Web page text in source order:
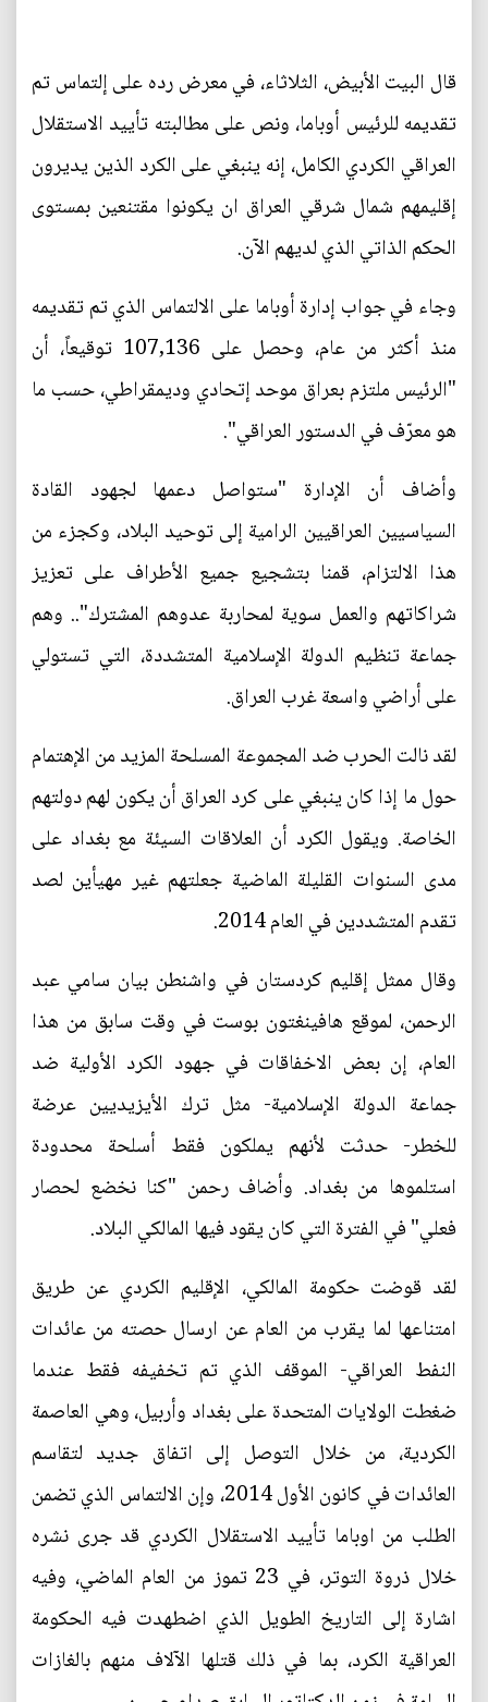
قال البيت الأبيض، الثلاثاء، في معرض رده على إلتماس تم
تقديمه للرئيس أوباما، ونص على مطالبته تأييد الاستقلال
العراقي الكردي الكامل، إنه ينبغي على الكرد الذين يديرون
إقليمهم شمال شرقي العراق ان يكونوا مقتنعين بمستوى
الحكم الذاتي الذي لديهم الآن.
وجاء في جواب إدارة أوباما على الالتماس الذي تم تقديمه
منذ أكثر من عام، وحصل على 107,136 توقيعاً، أن
"الرئيس ملتزم بعراق موحد إتحادي وديمقراطي، حسب ما
هو معرّف في الدستور العراقي".
وأضاف أن الإدارة "ستواصل دعمها لجهود القادة
السياسيين العراقيين الرامية إلى توحيد البلاد، وكجزء من
هذا الالتزام، قمنا بتشجيع جميع الأطراف على تعزيز
شراكاتهم والعمل سوية لمحاربة عدوهم المشترك".. وهم
جماعة تنظيم الدولة الإسلامية المتشددة، التي تستولي
على أراضي واسعة غرب العراق.
لقد نالت الحرب ضد المجموعة المسلحة المزيد من الإهتمام
حول ما إذا كان ينبغي على كرد العراق أن يكون لهم دولتهم
الخاصة. ويقول الكرد أن العلاقات السيئة مع بغداد على
مدى السنوات القليلة الماضية جعلتهم غير مهيأين لصد
تقدم المتشددين في العام 2014.
وقال ممثل إقليم كردستان في واشنطن بيان سامي عبد
الرحمن، لموقع هافينغتون بوست في وقت سابق من هذا
العام، إن بعض الاخفاقات في جهود الكرد الأولية ضد
جماعة الدولة الإسلامية- مثل ترك الأيزيديين عرضة
للخطر- حدثت لأنهم يملكون فقط أسلحة محدودة
استلموها من بغداد. وأضاف رحمن "كنا نخضع لحصار
فعلي" في الفترة التي كان يقود فيها المالكي البلاد.
لقد قوضت حكومة المالكي، الإقليم الكردي عن طريق
امتناعها لما يقرب من العام عن ارسال حصته من عائدات
النفط العراقي- الموقف الذي تم تخفيفه فقط عندما
ضغطت الولايات المتحدة على بغداد وأربيل، وهي العاصمة
الكردية، من خلال التوصل إلى اتفاق جديد لتقاسم
العائدات في كانون الأول 2014، وإن الالتماس الذي تضمن
الطلب من اوباما تأييد الاستقلال الكردي قد جرى نشره
خلال ذروة التوتر، في 23 تموز من العام الماضي، وفيه
اشارة إلى التاريخ الطويل الذي اضطهدت فيه الحكومة
العراقية الكرد، بما في ذلك قتلها الآلاف منهم بالغازات